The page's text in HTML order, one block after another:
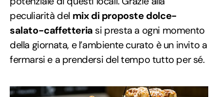
peculiarità del mix di proposte dolce-
salato-caffetteria si presta a ogni momento
della giornata, e l’ambiente curato è un invito a
fermarsi e a prendersi del tempo tutto per sé.